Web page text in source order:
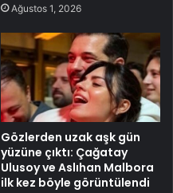
Ağustos 1, 2026
Gözlerden uzak aşk gün
yüzüne çıktı: Çağatay
Ulusoy ve Aslıhan Malbora
ilk kez böyle görüntülendi